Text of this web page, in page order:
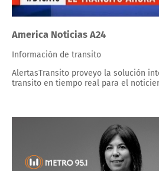
America Noticias A24
Información de transito
AlertasTransito proveyo la solución
transito en tiempo real para el